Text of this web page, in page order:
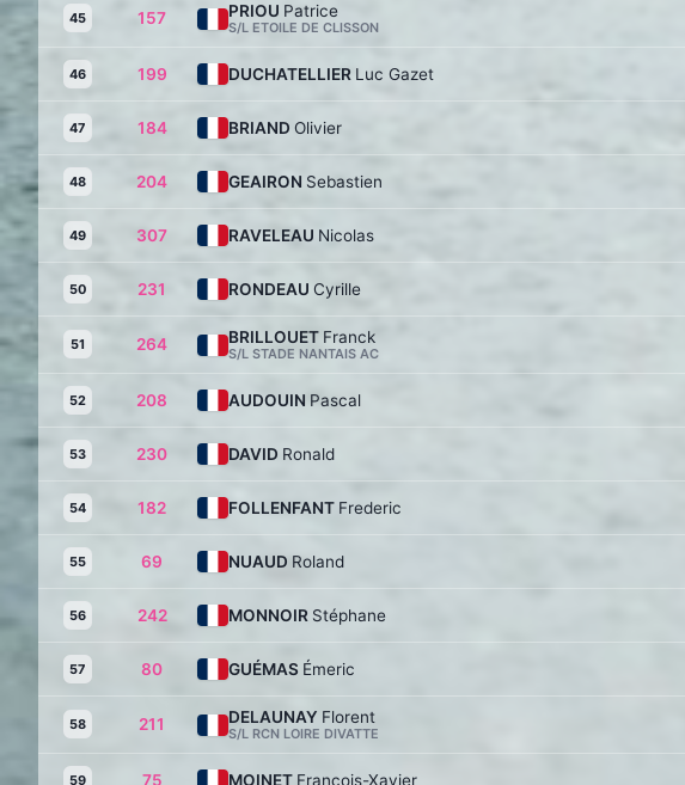
45 157 PRIOU Patrice
S/L ETOILE DE CLISSON
46 199 DUCHATELLIER Luc Gazet
47 184 BRIAND Olivier
48 204 GEAIRON Sebastien
49 307 RAVELEAU Nicolas
50 231 RONDEAU Cyrille
51 264 BRILLOUET Franck
S/L STADE NANTAIS AC
52 208 AUDOUIN Pascal
53 230 DAVID Ronald
54 182 FOLLENFANT Frederic
55 69 NUAUD Roland
56 242 MONNOIR Stéphane
57 80 GUÉMAS Émeric
58 211 DELAUNAY Florent
S/L RCN LOIRE DIVATTE
59 75 MOINET François-Xavier